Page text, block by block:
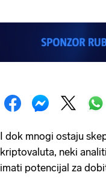
I dok mnogi ostaju
kriptovaluta, neki
imati potencijal za